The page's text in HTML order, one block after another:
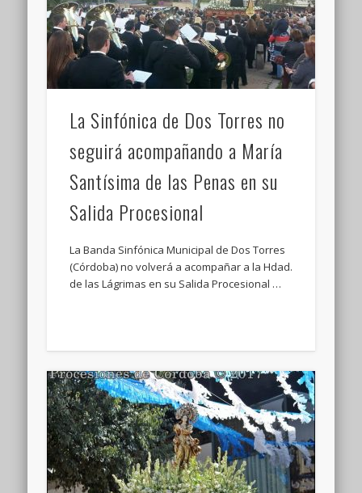
La Sinfónica de Dos Torres no
seguirá acompañando a María
Santísima de las Penas en su
Salida Procesional
La Banda Sinfónica Municipal de Dos Torres
(Córdoba) no volverá a acompañar a la Hdad.
de las Lágrimas en su Salida Procesional …